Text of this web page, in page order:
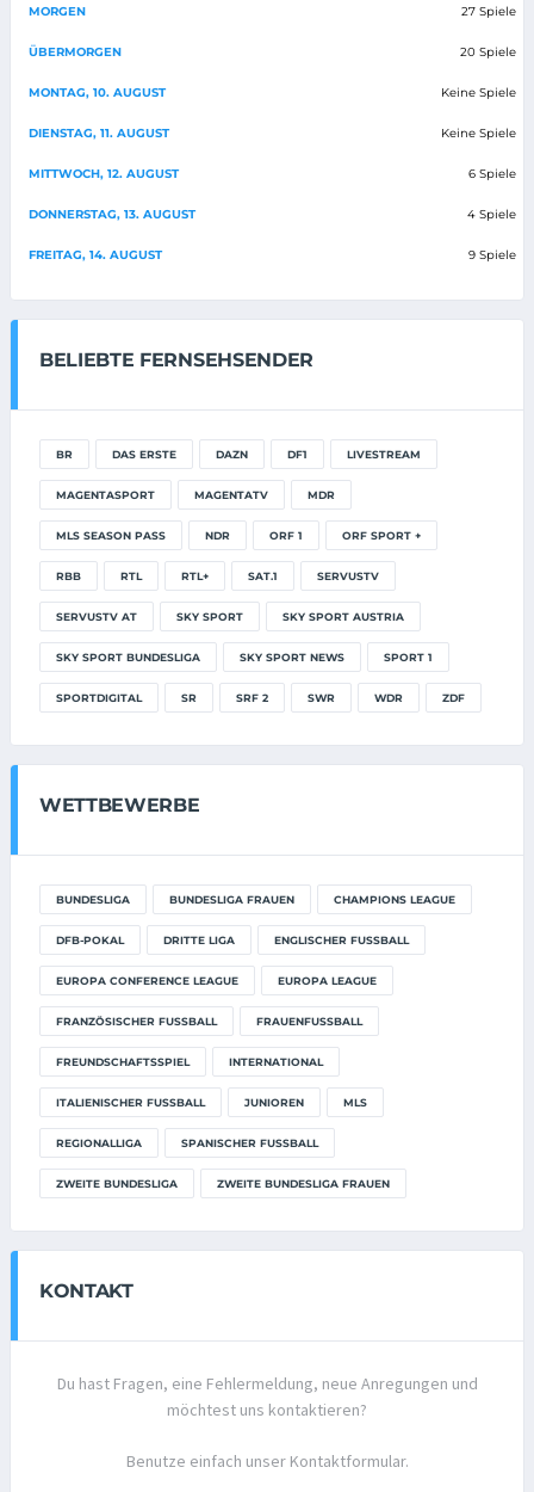
MORGEN 27 Spiele
ÜBERMORGEN 20 Spiele
MONTAG, 10. AUGUST Keine Spiele
DIENSTAG, 11. AUGUST Keine Spiele
MITTWOCH, 12. AUGUST 6 Spiele
DONNERSTAG, 13. AUGUST 4 Spiele
FREITAG, 14. AUGUST 9 Spiele
BELIEBTE FERNSEHSENDER
BR DAS ERSTE DAZN DF1 LIVESTREAM
MAGENTASPORT MAGENTATV MDR
MLS SEASON PASS NDR ORF 1 ORF SPORT +
RBB RTL RTL+ SAT.1 SERVUSTV
SERVUSTV AT SKY SPORT SKY SPORT AUSTRIA
SKY SPORT BUNDESLIGA SKY SPORT NEWS SPORT 1
SPORTDIGITAL SR SRF 2 SWR WDR ZDF
WETTBEWERBE
BUNDESLIGA BUNDESLIGA FRAUEN CHAMPIONS LEAGUE
DFB-POKAL DRITTE LIGA ENGLISCHER FUSSBALL
EUROPA CONFERENCE LEAGUE EUROPA LEAGUE
FRANZÖSISCHER FUSSBALL FRAUENFUSSBALL
FREUNDSCHAFTSSPIEL INTERNATIONAL
ITALIENISCHER FUSSBALL JUNIOREN MLS
REGIONALLIGA SPANISCHER FUSSBALL
ZWEITE BUNDESLIGA ZWEITE BUNDESLIGA FRAUEN
KONTAKT
Du hast Fragen, eine Fehlermeldung, neue Anregungen und
möchtest uns kontaktieren?
Benutze einfach unser Kontaktformular.